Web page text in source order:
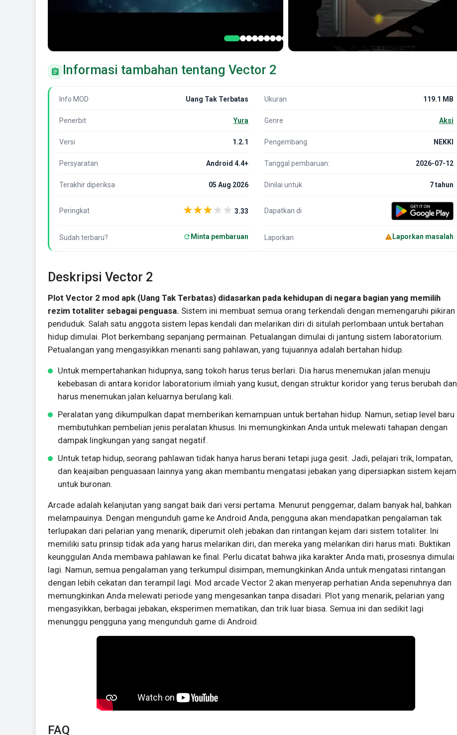
Informasi tambahan tentang Vector 2
Info MOD Uang Tak Terbatas Ukuran 119.1 MB
Penerbit Yura Genre Aksi
Versi 1.2.1 Pengembang NEKKI
Persyaratan Android 4.4+ Tanggal pembaruan: 2026-07-12
Terakhir diperiksa 05 Aug 2026 Dinilai untuk 7 tahun
Peringkat ★★★★★ 3.33 Dapatkan di
Sudah terbaru? Minta pembaruan Laporkan Laporkan masalah
Deskripsi Vector 2
Plot Vector 2 mod apk (Uang Tak Terbatas) didasarkan pada kehidupan di negara bagian yang memilih
rezim totaliter sebagai penguasa. Sistem ini membuat semua orang terkendali dengan memengaruhi pikiran
penduduk. Salah satu anggota sistem lepas kendali dan melarikan diri di situlah perlombaan untuk bertahan
hidup dimulai. Plot berkembang sepanjang permainan. Petualangan dimulai di jantung sistem laboratorium.
Petualangan yang mengasyikkan menanti sang pahlawan, yang tujuannya adalah bertahan hidup.
Untuk mempertahankan hidupnya, sang tokoh harus terus berlari. Dia harus menemukan jalan menuju
kebebasan di antara koridor laboratorium ilmiah yang kusut, dengan struktur koridor yang terus berubah dan
harus menemukan jalan keluarnya berulang kali.
Peralatan yang dikumpulkan dapat memberikan kemampuan untuk bertahan hidup. Namun, setiap level baru
membutuhkan pembelian jenis peralatan khusus. Ini memungkinkan Anda untuk melewati tahapan dengan
dampak lingkungan yang sangat negatif.
Untuk tetap hidup, seorang pahlawan tidak hanya harus berani tetapi juga gesit. Jadi, pelajari trik, lompatan,
dan keajaiban penguasaan lainnya yang akan membantu mengatasi jebakan yang dipersiapkan sistem kejam
untuk buronan.
Arcade adalah kelanjutan yang sangat baik dari versi pertama. Menurut penggemar, dalam banyak hal, bahkan
melampauinya. Dengan mengunduh game ke Android Anda, pengguna akan mendapatkan pengalaman tak
terlupakan dari pelarian yang menarik, diperumit oleh jebakan dan rintangan kejam dari sistem totaliter. Ini
memiliki satu prinsip tidak ada yang harus melarikan diri, dan mereka yang melarikan diri harus mati. Buktikan
keunggulan Anda membawa pahlawan ke final. Perlu dicatat bahwa jika karakter Anda mati, prosesnya dimulai
lagi. Namun, semua pengalaman yang terkumpul disimpan, memungkinkan Anda untuk mengatasi rintangan
dengan lebih cekatan dan terampil lagi. Mod arcade Vector 2 akan menyerap perhatian Anda sepenuhnya dan
memungkinkan Anda melewati periode yang mengesankan tanpa disadari. Plot yang menarik, pelarian yang
mengasyikkan, berbagai jebakan, eksperimen mematikan, dan trik luar biasa. Semua ini dan sedikit lagi
menunggu pengguna yang mengunduh game di Android.
FAQ